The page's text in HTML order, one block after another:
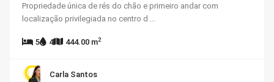
Propriedade única de rés do chão e primeiro andar com
localização privilegiada no centro d
5 4 444.00 m2
Carla Santos